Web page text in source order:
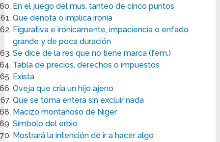
En el juego del mus, tanteo de cinco puntos
Que denota o implica ironía
Figurativa e irónicamente, impaciencia o enfado
grande y de poca duración
Se dice de la res que no tiene marca (fem.)
Tabla de precios, derechos o impuestos
Exista
Oveja que cría un hijo ajeno
Que se toma entera sin excluir nada
Macizo montañoso de Níger
Símbolo del erbio
Mostrará la intención de ir a hacer algo